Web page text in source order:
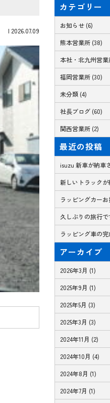
| 2026.07.09
カテゴリー
お知らせ (6)
熊本営業所 (38)
本社・北九州営業
福岡営業所 (30)
未分類 (4)
社長ブログ (60)
関西営業所 (2)
最近の投稿
isuzu 新車が納車
新しいトラック
ラッピングカー
久しぶりの旅行で
ラッピング車の完
アーカイブ
2026年3月 (1)
2025年9月 (1)
2025年5月 (3)
2025年3月 (3)
2024年11月 (2)
2024年10月 (4)
2024年8月 (1)
2024年7月 (1)